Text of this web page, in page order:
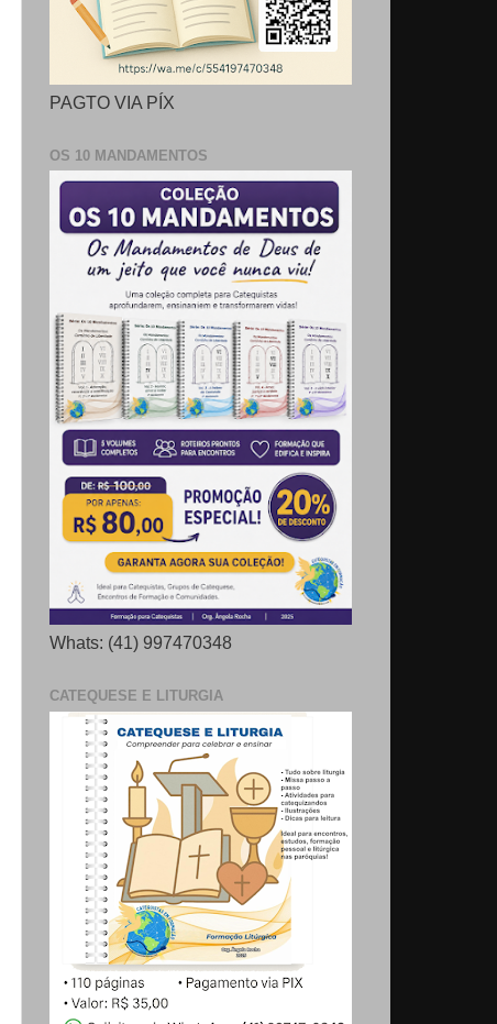
PAGTO VIA PÍX
OS 10 MANDAMENTOS
Whats: (41) 997470348
CATEQUESE E LITURGIA